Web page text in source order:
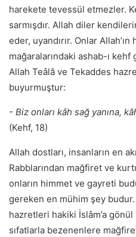
harekete tevessül etmezler.
sarmışdır. Allah diler
eder, uyandırır. Onlar Allah’ın
mağaralarındaki ashab-ı
Allah Teâlâ ve Tekaddes
buyurmuştur:
- Biz onları kâh sağ yanına,
(Kehf, 18)
Allah dostları, insanların en
Rabblarından mağfiret ve
onların himmet ve gayreti
gereken en mühim şey
hazretleri hakiki İslâm’a
sıfatlarla bezenenlere